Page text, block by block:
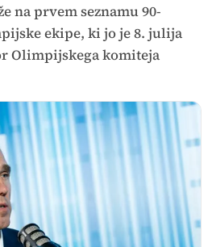
na prvem seznamu 90-
ekipe, ki jo je 8. julija
Olimpijskega komiteja